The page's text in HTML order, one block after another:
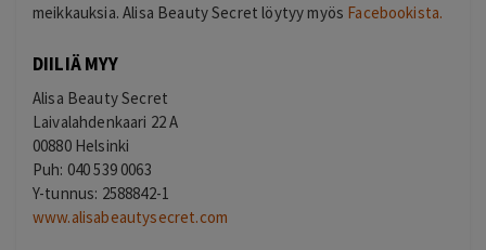
meikkauksia. Alisa Beauty Secret löytyy myös Facebookista.
DIILIÄ MYY
Alisa Beauty Secret
Laivalahdenkaari 22 A
00880 Helsinki
Puh: 040 539 0063
Y-tunnus: 2588842-1
www.alisabeautysecret.com